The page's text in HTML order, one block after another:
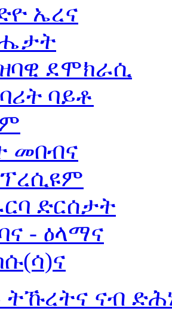
ኤረና
ደሞክራሲ
ባይቶ
መበብና
ድርሰታት
- ዕላማና
ናብ